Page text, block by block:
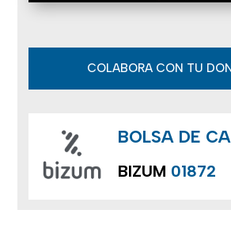
COLABORA CON TU
BOLSA DE
BIZUM 01872